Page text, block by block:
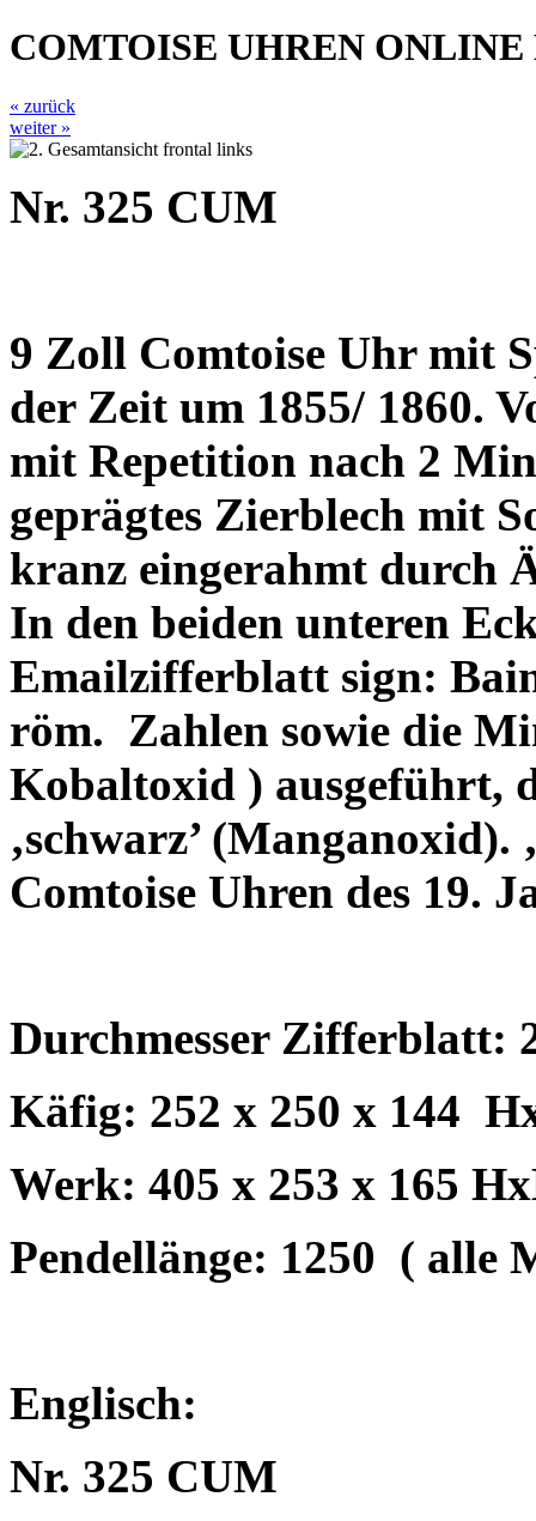
COMTOISE UHREN ONLINE
« zurück
weiter »
Nr. 325 CUM
9 Zoll Comtoise Uhr mit
der Zeit um 1855/ 1860.
mit Repetition nach 2
geprägtes Zierblech mit
kranz eingerahmt durch
In den beiden unteren
Emailzifferblatt sign:
röm. Zahlen sowie die
Kobaltoxid ) ausgeführt,
‚schwarz’
Comtoise Uhren des 19.
Durchmesser Zifferblatt:
Käfig: 252 x 250 x 144
Werk: 405 x 253 x 165
Pendellänge: 1250 ( alle
Englisch:
Nr. 325 CUM